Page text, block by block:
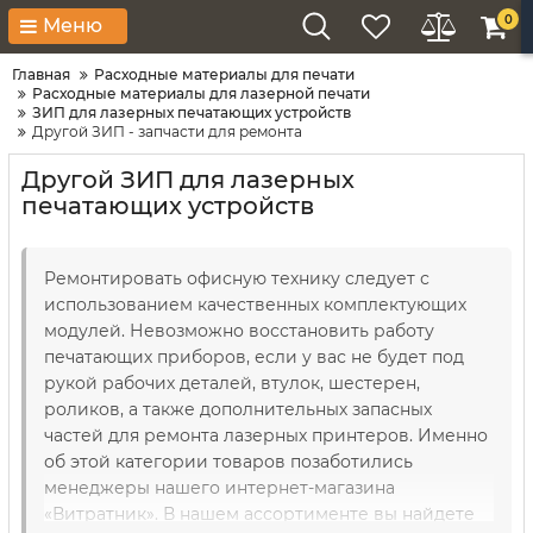
Меню 0
Главная
Расходные материалы для печати
Расходные материалы для лазерной печати
ЗИП для лазерных печатающих устройств
Другой ЗИП - запчасти для ремонта
Другой ЗИП для лазерных
печатающих устройств
Ремонтировать офисную технику следует с
использованием качественных комплектующих
модулей. Невозможно восстановить работу
печатающих приборов, если у вас не будет под
рукой рабочих деталей, втулок, шестерен,
роликов, а также дополнительных запасных
частей для ремонта лазерных принтеров. Именно
об этой категории товаров позаботились
менеджеры нашего интернет-магазина
«Витратник». В нашем ассортименте вы найдете